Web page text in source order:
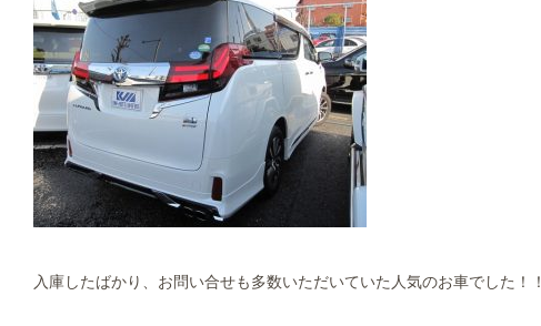
入庫したばかり、お問い合せも多数いただいていた人気のお車でした！！